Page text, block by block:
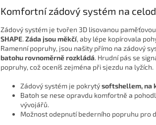
Komfortní zádový systém na
Zádový systém je tvořen 3D lisovanou
SHAPE. Záda jsou měkčí, aby lépe kopírovala
Ramenní popruhy, jsou našity přímo na zádový
batohu rovnoměrně rozkládá. Hrudní pás se
popruhy, což oceníš zejména při sjezdu na lyžích.
Zádový systém je pokrytýsoftshellem, na
Batoh se nese opravdu komfortně a
vývojářů.
Možnost odepnutí bederního popruhu pro